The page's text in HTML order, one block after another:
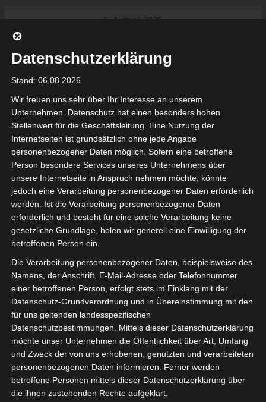
6. August 2026
beginnt am 22. und 23. August
2026 (Update)
Meisterschaft an
Ligue 1 Pro: Spielplan der ersten 15
Spieltage der Saison 2026/2027
Ligue 2 Pro Tunesien 2026/2027 –
Saison beginnt am am 19./20.
September 2026
Internationaler Sportgerichtshof
lehnt Eilverfahren ab – AS Soliman
steuert auf die Ligue 2 zu
tunesienfussball.de
Tunesien Ligafußball
von Google Adsense (Google Ireland Limited, Gordon House, Barrow
Ireland) benötigen wir laut DSGVO Ihre Zustimmung. Es werden seitens
Daten erhoben, verarbeitet und gespeichert. Welche Daten genau
bitte den Datenschutzbedingungen.
Google Adsenseist deaktiviert. ✓ Erlauben Datenschutzbedingungen
Sie befinden sich hier:Startseite»Olympique de Béjà
(OB) – Étoile Sportive de Métlaoui (ESM)
Datenschutzerklärung
Stand: 06.08.2026
Wir freuen uns sehr über Ihr Interesse an unserem
Unternehmen. Datenschutz hat einen besonders hohen
Stellenwert für die Geschäftsleitung. Eine Nutzung der
Internetseiten ist grundsätzlich ohne jede Angabe
personenbezogener Daten möglich. Sofern eine betroffene
Person besondere Services unseres Unternehmens über
unsere Internetseite in Anspruch nehmen möchte, könnte
jedoch eine Verarbeitung personenbezogener Daten erforderlich
werden. Ist die Verarbeitung personenbezogener Daten
erforderlich und besteht für eine solche Verarbeitung keine
gesetzliche Grundlage, holen wir generell eine Einwilligung der
betroffenen Person ein.
Die Verarbeitung personenbezogener Daten, beispielsweise des
Namens, der Anschrift, E-Mail-Adresse oder Telefonnummer
einer betroffenen Person, erfolgt stets im Einklang mit der
Datenschutz-Grundverordnung und in Übereinstimmung mit den
für uns geltenden landesspezifischen
Datenschutzbestimmungen. Mittels dieser Datenschutzerklärung
möchte unser Unternehmen die Öffentlichkeit über Art, Umfang
und Zweck der von uns erhobenen, genutzten und verarbeiteten
personenbezogenen Daten informieren. Ferner werden
betroffene Personen mittels dieser Datenschutzerklärung über
die ihnen zustehenden Rechte aufgeklärt.